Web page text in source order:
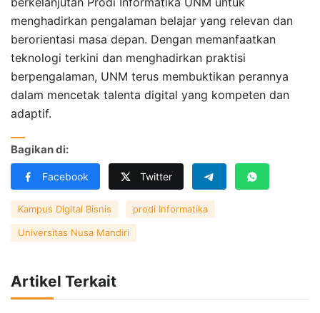
menghadirkan pengalaman belajar yang relevan dan
berorientasi masa depan. Dengan memanfaatkan
teknologi terkini dan menghadirkan praktisi
berpengalaman, UNM terus membuktikan perannya
dalam mencetak talenta digital yang kompeten dan
adaptif.
Bagikan di:
Facebook Twitter
Kampus Digital Bisnis prodi Informatika
Universitas Nusa Mandiri
Artikel Terkait